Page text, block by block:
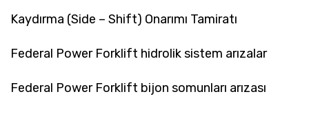
Kaydırma (Side – Shift) Onarımı Tamiratı
Federal Power Forklift hidrolik sistem arızalar
Federal Power Forklift bijon somunları arızası